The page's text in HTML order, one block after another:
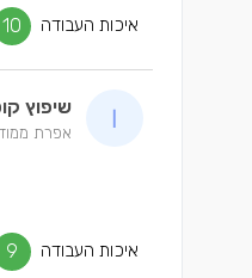
איכות העבודה 10
שיפוץ
אפרת
איכות העבודה 9